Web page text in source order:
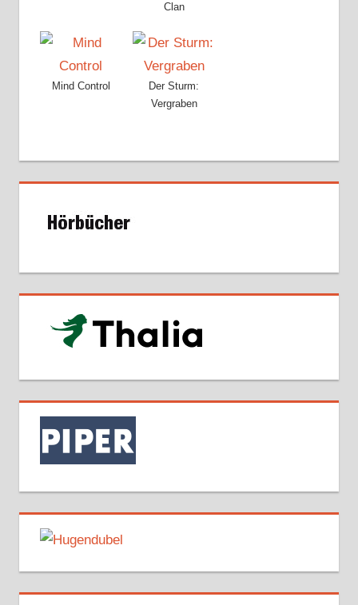
Clan
Mind Control
Der Sturm:
Vergraben